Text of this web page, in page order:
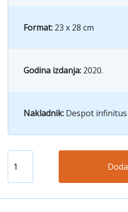
Format: 23 x 28 cm
Godina izdanja: 2020.
Nakladnik: Despot infinitus